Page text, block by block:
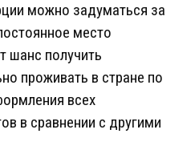
можно задуматься за
место
шанс получить
проживать в стране по
всех
в сравнении с другими